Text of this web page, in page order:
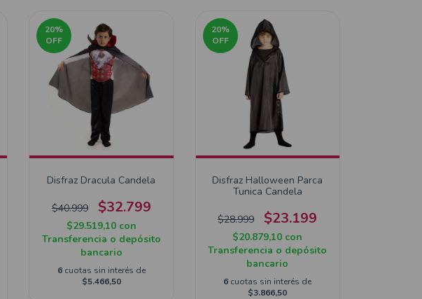
20%
OFF
Disfraz Dracula Candela
$40.999 $32.799
$29.519,10 con
Transferencia o depósito
bancario
6 cuotas sin interés de
$5.466,50
20%
OFF
Disfraz Halloween Parca
Tunica Candela
$28.999 $23.199
$20.879,10 con
Transferencia o depósito
bancario
6 cuotas sin interés de
$3.866,50